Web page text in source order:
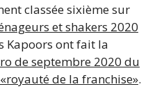
classée sixième sur
et shakers 2020
Kapoors ont fait la
de septembre 2020 du
de la franchise».